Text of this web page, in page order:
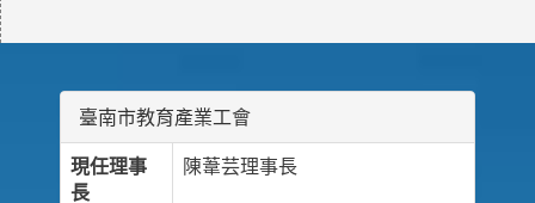
臺南市教育產業工會
現任理事
長
陳葦芸理事長